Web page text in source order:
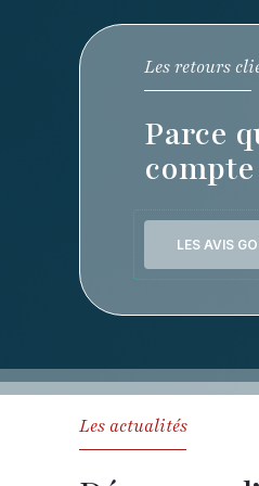
Les retours
Parce
LES AVIS
Les actualités